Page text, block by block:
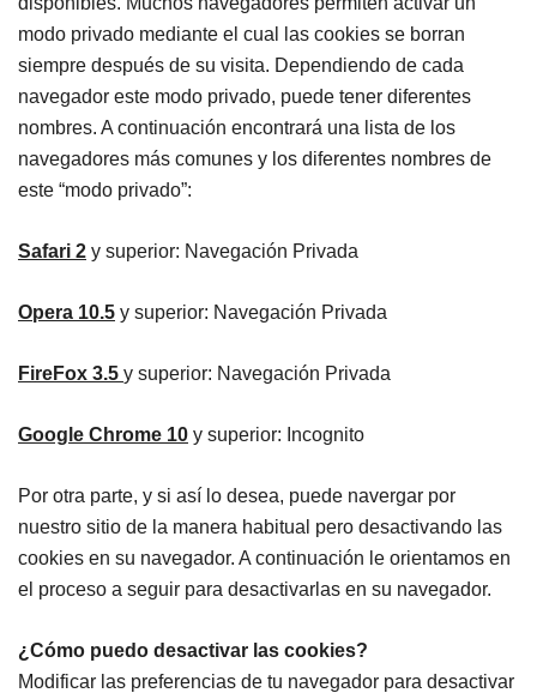
modo privado mediante el cual las cookies se borran
siempre después de su visita. Dependiendo de cada
navegador este modo privado, puede tener diferentes
nombres. A continuación encontrará una lista de los
navegadores más comunes y los diferentes nombres de
este “modo privado”:
Safari 2 y superior: Navegación Privada
Opera 10.5 y superior: Navegación Privada
FireFox 3.5 y superior: Navegación Privada
Google Chrome 10 y superior: Incognito
Por otra parte, y si así lo desea, puede navergar por
nuestro sitio de la manera habitual pero desactivando las
cookies en su navegador. A continuación le orientamos en
el proceso a seguir para desactivarlas en su navegador.
¿Cómo puedo desactivar las cookies?
Modificar las preferencias de tu navegador para desactivar